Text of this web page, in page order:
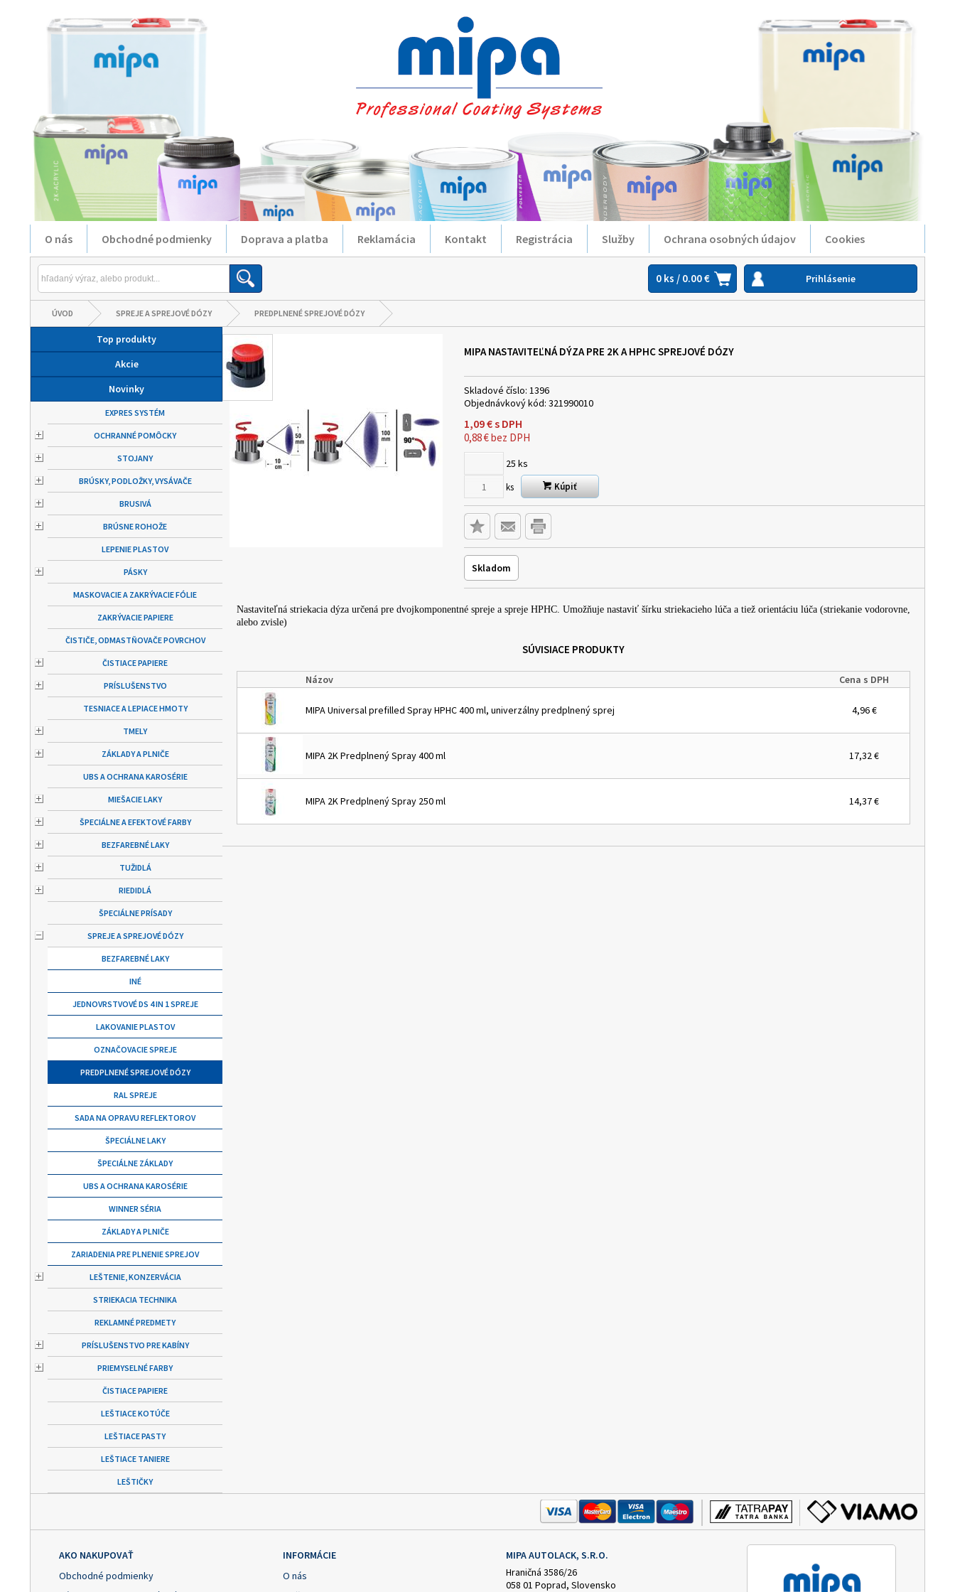
O nás Obchodné podmienky Doprava a platba Reklamácia Kontakt Registrácia Služby Ochrana osobných údajov Cookies
0 ks / 0.00 € Prihlásenie
ÚVOD SPREJE A SPREJOVÉ DÓZY PREDPLNENÉ SPREJOVÉ DÓZY
Top produkty
Akcie
Novinky
EXPRES SYSTÉM
OCHRANNÉ POMÔCKY
STOJANY
BRÚSKY, PODLOŽKY, VYSÁVAČE
BRUSIVÁ
BRÚSNE ROHOŽE
LEPENIE PLASTOV
PÁSKY
MASKOVACIE A ZAKRÝVACIE FÓLIE
ZAKRÝVACIE PAPIERE
ČISTIČE, ODMASTŇOVAČE POVRCHOV
ČISTIACE PAPIERE
PRÍSLUŠENSTVO
TESNIACE A LEPIACE HMOTY
TMELY
ZÁKLADY A PLNIČE
UBS A OCHRANA KAROSÉRIE
MIEŠACIE LAKY
ŠPECIÁLNE A EFEKTOVÉ FARBY
BEZFAREBNÉ LAKY
TUŽIDLÁ
RIEDIDLÁ
ŠPECIÁLNE PRÍSADY
SPREJE A SPREJOVÉ DÓZY
BEZFAREBNÉ LAKY
INÉ
JEDNOVRSTVOVÉ DS 4 IN 1 SPREJE
LAKOVANIE PLASTOV
OZNAČOVACIE SPREJE
PREDPLNENÉ SPREJOVÉ DÓZY
RAL SPREJE
SADA NA OPRAVU REFLEKTOROV
ŠPECIÁLNE LAKY
ŠPECIÁLNE ZÁKLADY
UBS A OCHRANA KAROSÉRIE
WINNER SÉRIA
ZÁKLADY A PLNIČE
ZARIADENIA PRE PLNENIE SPREJOV
LEŠTENIE, KONZERVÁCIA
STRIEKACIA TECHNIKA
REKLAMNÉ PREDMETY
PRÍSLUŠENSTVO PRE KABÍNY
PRIEMYSELNÉ FARBY
ČISTIACE PAPIERE
LEŠTIACE KOTÚČE
LEŠTIACE PASTY
LEŠTIACE TANIERE
LEŠTIČKY
MIPA NASTAVITEĽNÁ DÝZA PRE 2K A HPHC SPREJOVÉ DÓZY
Skladové číslo: 1396
Objednávkový kód: 321990010
1,09€s DPH
0,88€bez DPH
25 ks
ks Kúpiť
Skladom
Nastaviteľná striekacia dýza určená pre dvojkomponentné spreje a spreje HPHC. Umožňuje nastaviť šírku striekacieho lúča a tiež orientáciu lúča (striekanie vodorovne,
alebo zvisle)
SÚVISIACE PRODUKTY
Názov Cena s DPH
MIPA Universal prefilled Spray HPHC 400 ml, univerzálny predplnený sprej 4,96 €
MIPA 2K Predplnený Spray 400 ml 17,32 €
MIPA 2K Predplnený Spray 250 ml 14,37 €
AKO NAKUPOVAŤ
Obchodné podmienky
INFORMÁCIE
O nás
MIPA AUTOLACK, S.R.O.
Hraničná 3586/26
058 01 Poprad, Slovensko